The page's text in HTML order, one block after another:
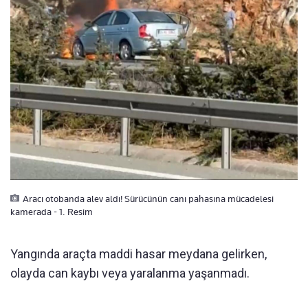
Aracı otobanda alev aldı! Sürücünün canı pahasına mücadelesi
kamerada - 1. Resim
Yangında araçta maddi hasar meydana gelirken,
olayda can kaybı veya yaralanma yaşanmadı.